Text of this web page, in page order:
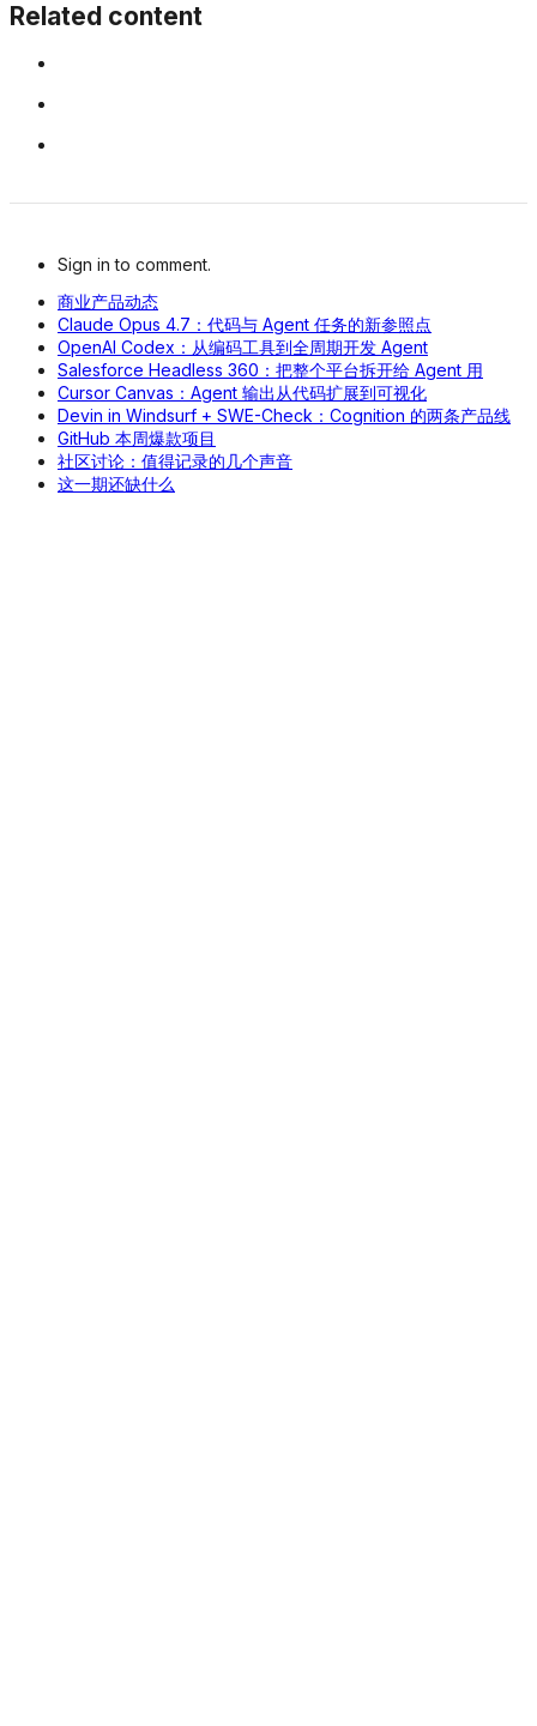
Related content
Sign in to comment.
商业产品动态
Claude Opus 4.7：代码与 Agent 任务的新参照点
OpenAI Codex：从编码工具到全周期开发 Agent
Salesforce Headless 360：把整个平台拆开给 Agent 用
Cursor Canvas：Agent 输出从代码扩展到可视化
Devin in Windsurf + SWE-Check：Cognition 的两条产品线
GitHub 本周爆款项目
社区讨论：值得记录的几个声音
这一期还缺什么